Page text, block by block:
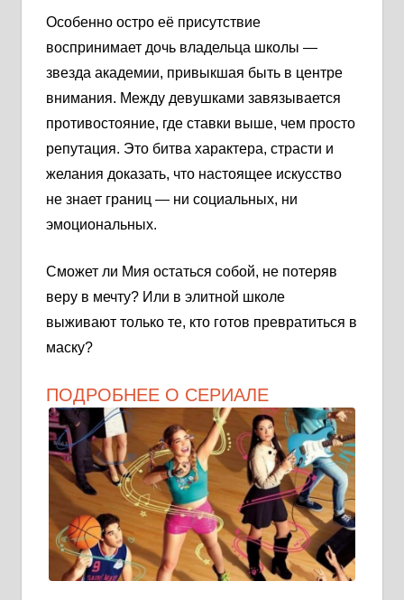
Особенно остро её присутствие
воспринимает дочь владельца школы —
звезда академии, привыкшая быть в центре
внимания. Между девушками завязывается
противостояние, где ставки выше, чем просто
репутация. Это битва характера, страсти и
желания доказать, что настоящее искусство
не знает границ — ни социальных, ни
эмоциональных.
Сможет ли Мия остаться собой, не потеряв
веру в мечту? Или в элитной школе
выживают только те, кто готов превратиться в
маску?
ПОДРОБНЕЕ О СЕРИАЛЕ